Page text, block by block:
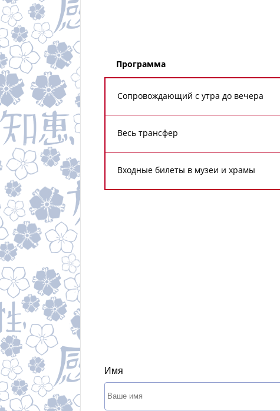
Программа
Сопровождающий с утра до вечера
Весь трансфер
Входные билеты в музеи и храмы
Имя